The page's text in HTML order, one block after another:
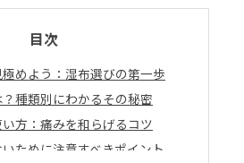
目次
めよう：湿布選びの第一歩
種類別にわかるその秘密
方：痛みを和らげるコツ
ために注意すべきポイント